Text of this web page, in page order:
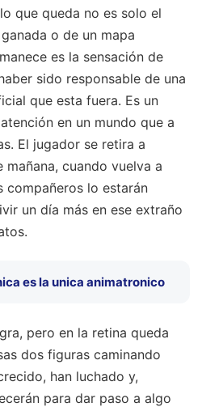
que queda no es solo el
o de un mapa
es la sensación de
sido responsable de una
que esta fuera. Es un
en un mundo que a
El jugador se retira a
mañana, cuando vuelva a
compañeros lo estarán
un día más en ese extraño
es la unica animatronico
pero en la retina queda
dos figuras caminando
han luchado y,
para dar paso a algo